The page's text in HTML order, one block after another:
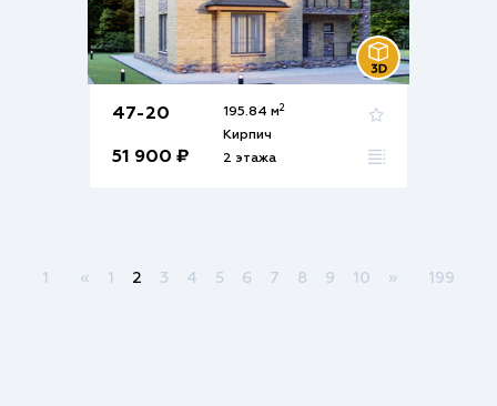
47-20
51 900 ₽
195.84 м2
Кирпич
2 этажа
1 « 1 2 3 4 5 6 7 8 9 10 » 199